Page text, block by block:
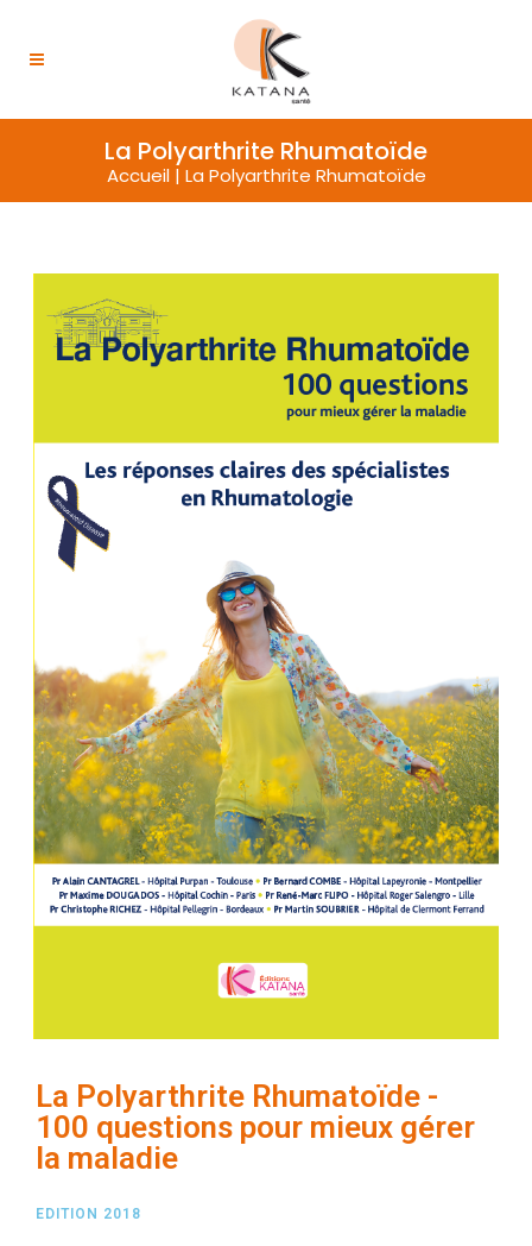
La Polyarthrite Rhumatoïde
Accueil| La Polyarthrite Rhumatoïde
La Polyarthrite Rhumatoïde -
100 questions pour mieux gérer
la maladie
EDITION 2018